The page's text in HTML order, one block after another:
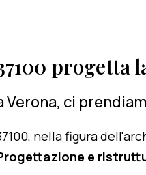
progetta
Verona, ci
nella figura
e